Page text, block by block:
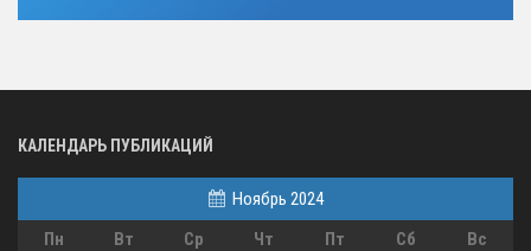
КАЛЕНДАРЬ ПУБЛИКАЦИЙ
Ноябрь 2024
Пн
Вт Ср Чт Пт Сб
Вс